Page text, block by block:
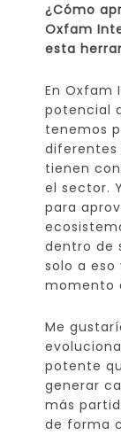
¿Cómo
Oxfam
esta
En Oxfam
potencial
tenemos
diferentes
tienen
el sector.
para
dentro de
solo a
momento
Me
potente
generar
más
de forma